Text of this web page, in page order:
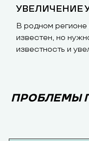
УВЕЛИЧЕНИЕ
В родном регионе
известен, но
известность и
ПРОБЛЕМЫ